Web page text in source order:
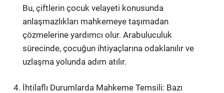
Bu, çiftlerin çocuk velayeti konusunda
anlaşmazlıkları mahkemeye taşımadan
çözmelerine yardımcı olur. Arabuluculuk
sürecinde, çocuğun ihtiyaçlarına odaklanılır ve
uzlaşma yolunda adım atılır.
İhtilaflı Durumlarda Mahkeme Temsili: Bazı